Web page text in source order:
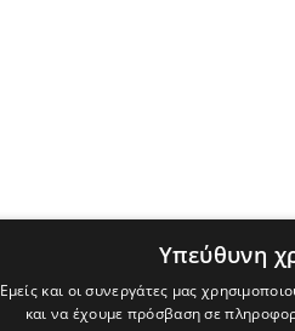
Υπεύθυνη
Εμείς και οι συνεργάτες μας
και να έχουμε πρόσβαση σε